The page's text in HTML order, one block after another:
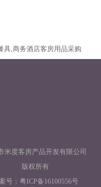
具,商务酒店客房用品采购
米度客房产品开发有限公司
版权所有
号： 粤ICP备16100556号